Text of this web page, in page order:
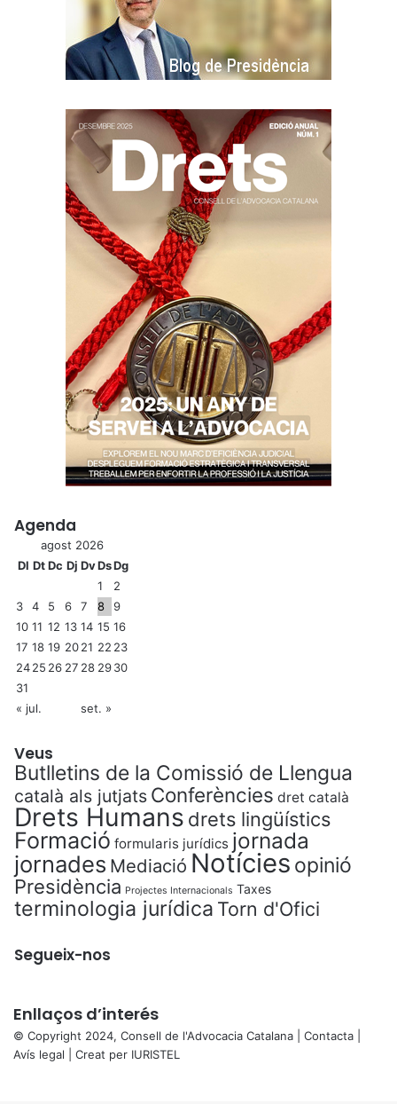
Agenda
agost 2026
Dl DtDc Dj DvDsDg
1
2
3
4 5 6 7 8
9
10 11 12 13 14 15 16
17 18 19 2021 22 23
2425 26 27 28 2930
31
« jul.
set. »
Veus
Butlletins de la Comissió de Llengua
català als jutjats Conferències dret català
Drets Humans drets lingüístics
Formació formularis jurídics jornada
jornades Mediació Notícies opinió
Presidència Projectes Internacionals Taxes
terminologia jurídica Torn d'Ofici
Segueix-nos
Enllaços d’interés
© Copyright 2024, Consell de l'Advocacia Catalana | Contacta
Avís legal | Creat per IURISTEL